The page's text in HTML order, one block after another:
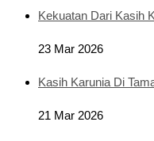
Kekuatan Dari Kasih
23 Mar 2026
Kasih Karunia Di
21 Mar 2026